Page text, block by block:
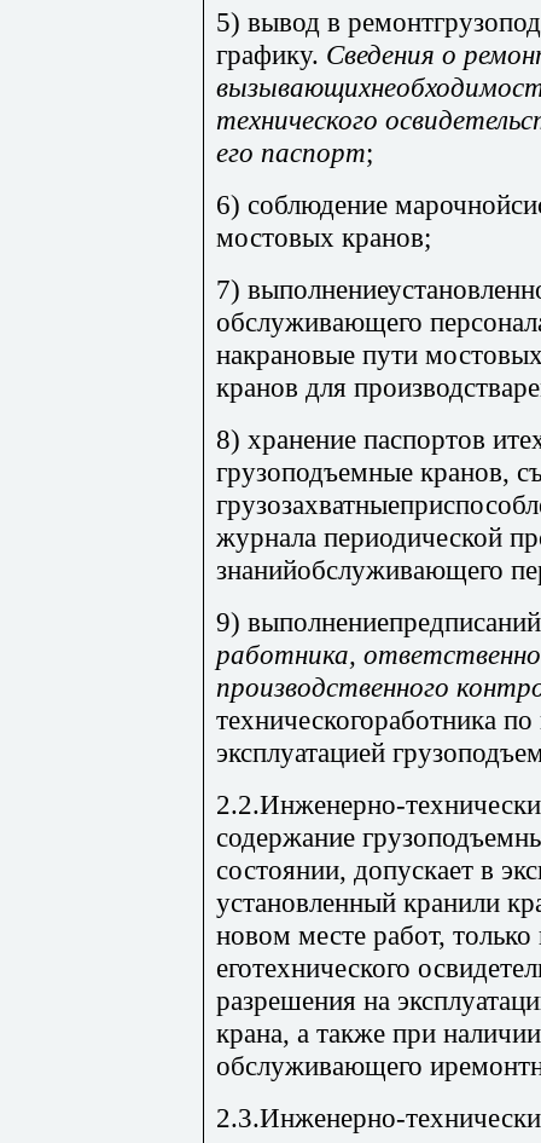
5) вывод в
графику. Сведения о
технического
его паспорт;
6) соблюдение
мостовых кранов;
7)
обслуживающего
накрановые пути
кранов для
8) хранение паспортов
грузоподъемные кранов,
журнала периодической
знанийобслуживающего
9)
работника,
производственного
техническогоработника
эксплуатацией
2.2.Инженерно-
содержание
состоянии, допускает в
установленный кранили
новом месте работ,
еготехнического
разрешения на
крана, а также при
обслуживающего
2.3.Инженерно-